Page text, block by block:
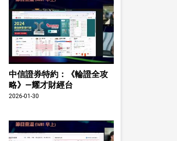
中信證券特約：《輪證全攻
略》—耀才財經台
2026-01-30